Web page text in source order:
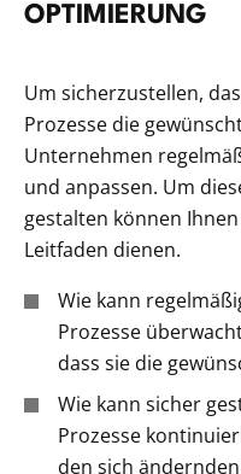
OPTIMIERUNG
Um sicherzustellen,
Prozesse die
Unternehmen
und anpassen. Um
gestalten können
Leitfaden dienen.
Wie kann
Prozesse
dass sie die
Wie kann sicher
Prozesse
den sich